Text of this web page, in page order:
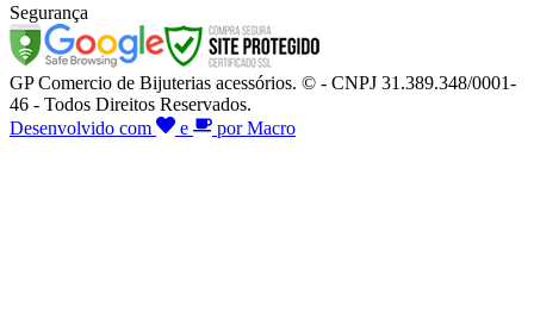
Segurança
GP Comercio de Bijuterias acessórios. © - CNPJ 31.389.348/0001-
46 - Todos Direitos Reservados.
Desenvolvido com
e por Macro